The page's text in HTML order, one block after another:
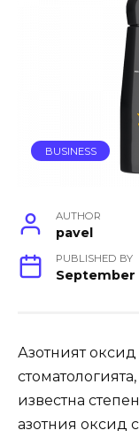
BUSINESS
AUTHOR
pavel
PUBLISHED BY
September
Азотният оксид
известна
азотния оксид